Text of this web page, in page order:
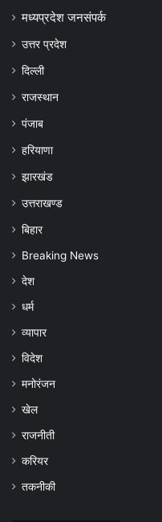
मध्यप्रदेश जनसंपर्क
उत्तर प्रदेश
दिल्ली
राजस्थान
पंजाब
हरियाणा
झारखंड
उत्तराखण्ड
बिहार
Breaking News
देश
धर्म
व्यापार
विदेश
मनोरंजन
खेल
राजनीती
करियर
तकनीकी